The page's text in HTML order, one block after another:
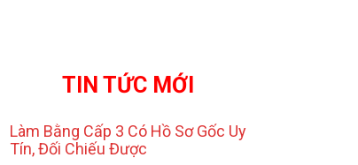
TIN TỨC MỚI
Làm Bằng Cấp 3 Có Hồ Sơ Gốc Uy
Tín, Đối Chiếu Được